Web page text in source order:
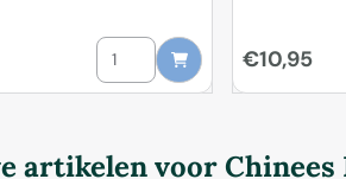
Aantal kiezen voor Chinees
Prijs: 10,95
€10,95
artikelen voorChinees